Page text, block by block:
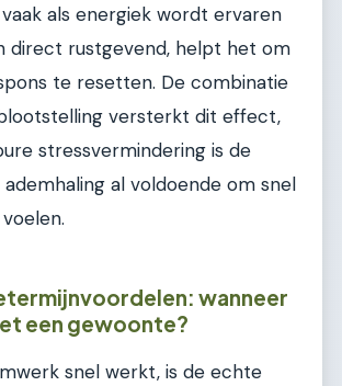
als energiek wordt ervaren
direct rustgevend, helpt het om
te resetten. De combinatie
versterkt dit effect,
stressvermindering is de
al voldoende om snel
wanneer
een gewoonte?
snel werkt, is de echte